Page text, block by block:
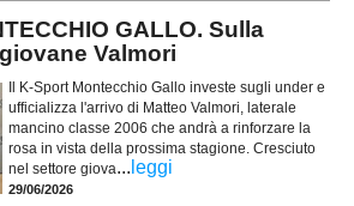
GALLO. Sulla
Valmori
Il K-Sport Montecchio Gallo investe sugli under e
ufficializza l'arrivo di Matteo Valmori, laterale
mancino classe 2006 che andrà a rinforzare la
rosa in vista della prossima stagione. Cresciuto
nel settore giova... leggi
29/06/2026